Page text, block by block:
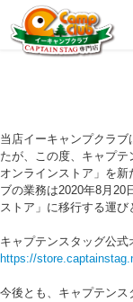
当店イーキャンプクラ
たが、この度、キャプ
オンラインストア」を
ブの業務は2020年8月20
ストア」に移行する運び
キャプテンスタッグ公式
https://
今後とも、キャプテン